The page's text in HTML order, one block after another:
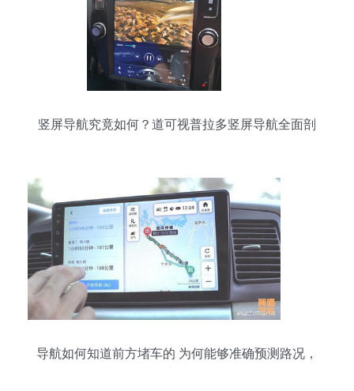
竖屏导航究竟如何？道可视普拉多竖屏导航全面剖
导航如何知道前方堵车的 为何能够准确预测路况，